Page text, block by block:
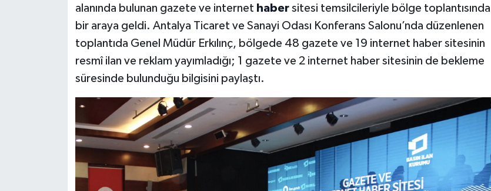
alanında bulunan gazete ve internet haber sitesi temsilcileriyle bölge toplantısında
bir araya geldi. Antalya Ticaret ve Sanayi Odası Konferans Salonu’nda düzenlenen
toplantıda Genel Müdür Erkılınç, bölgede 48 gazete ve 19 internet haber sitesinin
resmî ilan ve reklam yayımladığı; 1 gazete ve 2 internet haber sitesinin de bekleme
süresinde bulunduğu bilgisini paylaştı.